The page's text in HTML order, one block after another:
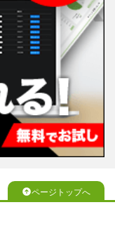
ページトップへ